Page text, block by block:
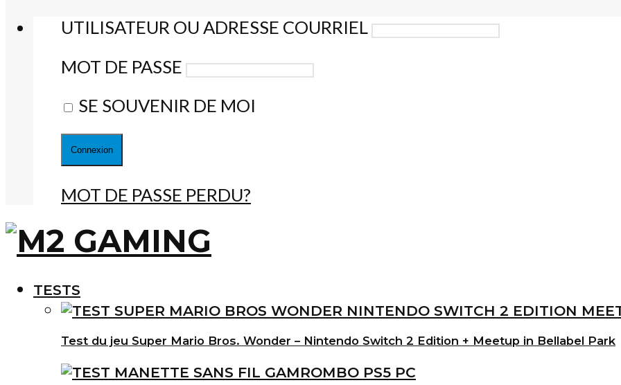
UTILISATEUR OU ADRESSE COURRIEL
MOT DE PASSE
SE SOUVENIR DE MOI
MOT DE PASSE PERDU?
TESTS
Test du jeu Super Mario Bros. Wonder – Nintendo Switch 2 Edition + Meetup in Bellabel Park